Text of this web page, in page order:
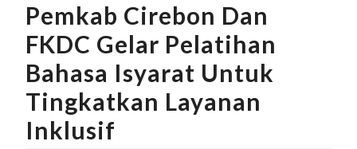
Pemkab Cirebon Dan
FKDC Gelar Pelatihan
Bahasa Isyarat Untuk
Tingkatkan Layanan
Inklusif